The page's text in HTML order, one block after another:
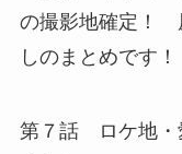
の撮影地確定！
しのまとめです！
第７話 ロケ地・